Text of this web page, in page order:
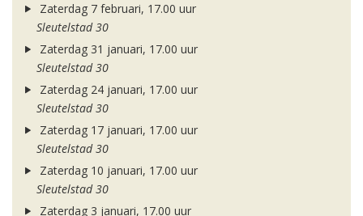
Zaterdag 7 februari, 17.00 uur
Sleutelstad 30
Zaterdag 31 januari, 17.00 uur
Sleutelstad 30
Zaterdag 24 januari, 17.00 uur
Sleutelstad 30
Zaterdag 17 januari, 17.00 uur
Sleutelstad 30
Zaterdag 10 januari, 17.00 uur
Sleutelstad 30
Zaterdag 3 januari, 17.00 uur